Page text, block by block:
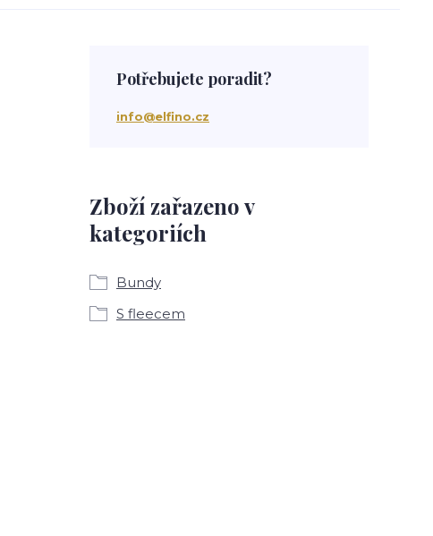
Zboží zařazeno v
kategoriích
Bundy
S fleecem
Potřebujete poradit?
info@elfino.cz